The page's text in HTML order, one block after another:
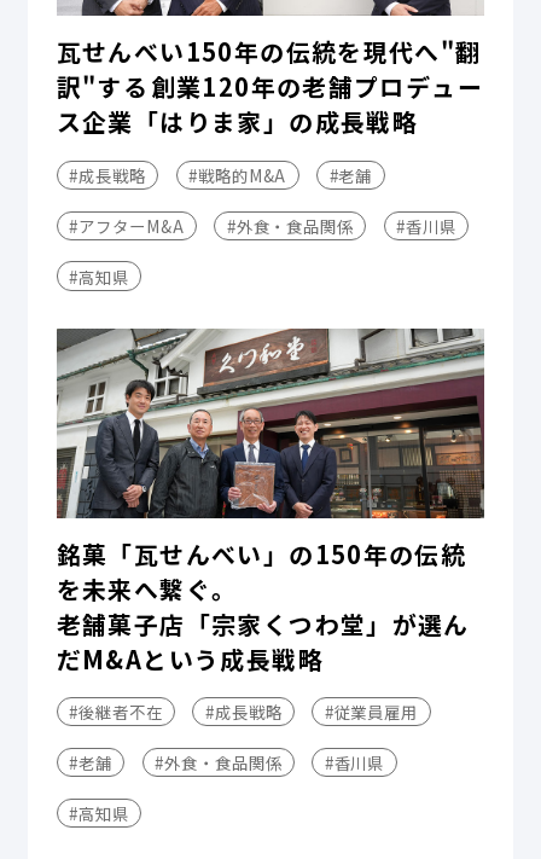
瓦せんべい150年の伝統を現代へ"翻
訳"する――創業120年の老舗プロデュー
ス企業「はりま家」の成長戦略
#成長戦略 #戦略的M&A #老舗
#アフターM&A #外食・食品関係 #香川県
#高知県
銘菓「瓦せんべい」の150年の伝統
を未来へ繋ぐ。
老舗菓子店「宗家くつわ堂」が選ん
だM&Aという成長戦略
#後継者不在 #成長戦略 #従業員雇用
#老舗 #外食・食品関係 #香川県
#高知県